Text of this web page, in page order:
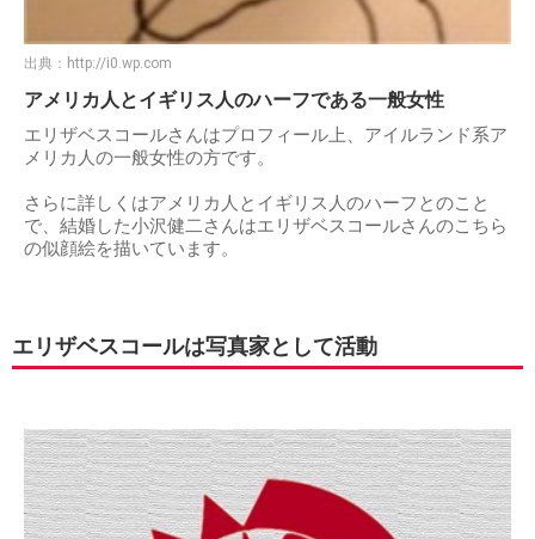
出典： http://i0.wp.com
アメリカ人とイギリス人のハーフである一般女性
エリザベスコールさんはプロフィール上、アイルランド系ア
メリカ人の一般女性の方です。
さらに詳しくはアメリカ人とイギリス人のハーフとのこと
で、結婚した小沢健二さんはエリザベスコールさんのこちら
の似顔絵を描いています。
エリザベスコールは写真家として活動